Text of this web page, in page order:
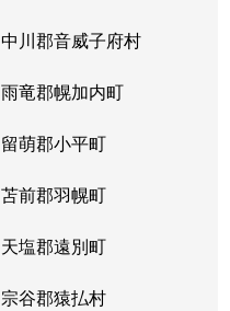
中川郡音威子府村
雨竜郡幌加内町
留萌郡小平町
苫前郡羽幌町
天塩郡遠別町
宗谷郡猿払村